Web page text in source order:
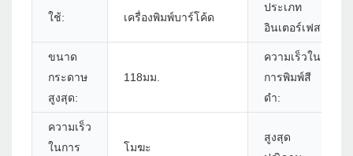
ใช้: เครื่องพิมพ์บาร์โค้ด
ประเภท
อินเตอร์เฟส:
ขนาด
กระดาษ
สูงสุด:
118มม.
ความเร็วใน
การพิมพ์สี
ดำ:
ความเร็ว
ในการ
โมฆะ
สูงสุด